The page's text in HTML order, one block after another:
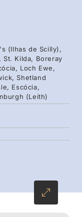
ao norte.
para
ilhas são o
de
jardins
espirituais e
do-mar antes
(Ilhas de Scilly),
St. Kilda, Boreray
Loch Ewe,
Shetland
Escócia,
(Leith)